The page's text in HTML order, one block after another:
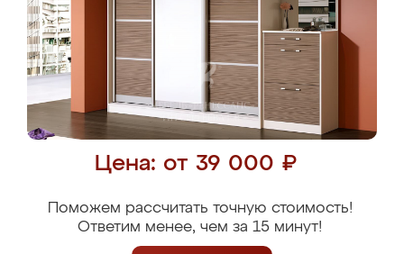
Цена: от 39 000 ₽
Поможем рассчитать точную стоимость!
Ответим менее, чем за 15 минут!